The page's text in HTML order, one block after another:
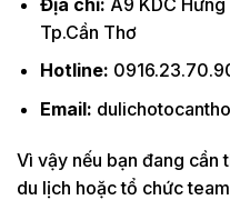
Tp.Cần Thơ
Hotline:
Email:
Vì vậy nếu bạn đang cần
du lịch hoặc tổ chức